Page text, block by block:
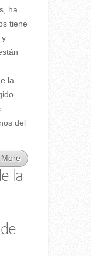
ha
tiene
y
la
del
la